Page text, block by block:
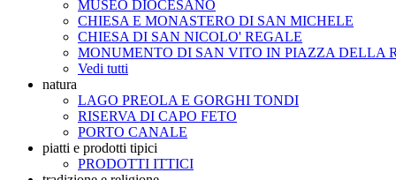
MUSEO DIOCESANO
CHIESA E MONASTERO DI SAN MICHELE
CHIESA DI SAN NICOLO' REGALE
MONUMENTO DI SAN VITO IN PIAZZA DELLA
Vedi tutti
natura
LAGO PREOLA E GORGHI TONDI
RISERVA DI CAPO FETO
PORTO CANALE
piatti e prodotti tipici
PRODOTTI ITTICI